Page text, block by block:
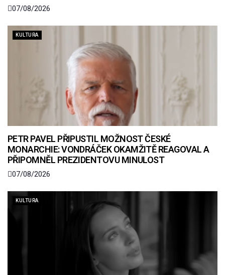
07/08/2026
KULTURA
PETR PAVEL PŘIPUSTIL MOŽNOST ČESKÉ
MONARCHIE: VONDRÁČEK OKAMŽITĚ REAGOVAL A
PŘIPOMNĚL PREZIDENTOVU MINULOST
07/08/2026
KULTURA